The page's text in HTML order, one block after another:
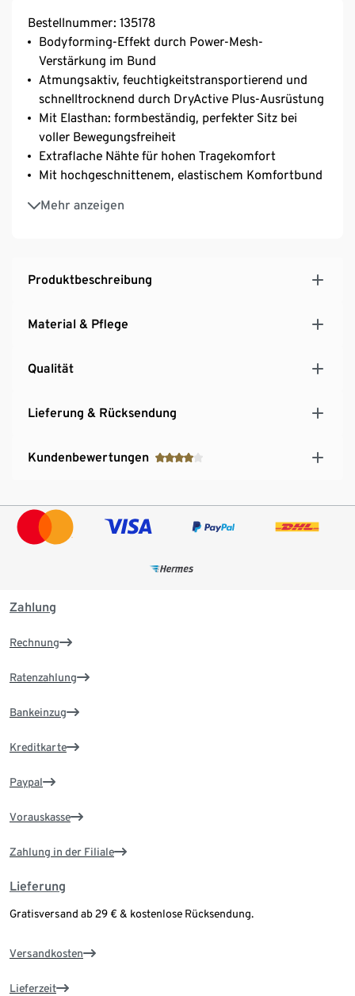
Bestellnummer: 135178
Bodyforming-Effekt durch Power-Mesh-
Verstärkung im Bund
Atmungsaktiv, feuchtigkeitstransportierend und
schnelltrocknend durch DryActive Plus-Ausrüstung
Mit Elasthan: formbeständig, perfekter Sitz bei
voller Bewegungsfreiheit
Extraflache Nähte für hohen Tragekomfort
Mit hochgeschnittenem, elastischem Komfortbund
Mehr anzeigen
Modischer Schnitt, legere Passform
Für jede Art von Training, Sport und Workout –
Produktbeschreibung
Material & Pflege
Qualität
Lieferung & Rücksendung
Kundenbewertungen
Zahlung
Rechnung
Ratenzahlung
Bankeinzug
Kreditkarte
Paypal
Vorauskasse
Zahlung in der Filiale
Lieferung
Gratisversand ab 29 € & kostenlose Rücksendung.
Versandkosten
Lieferzeit